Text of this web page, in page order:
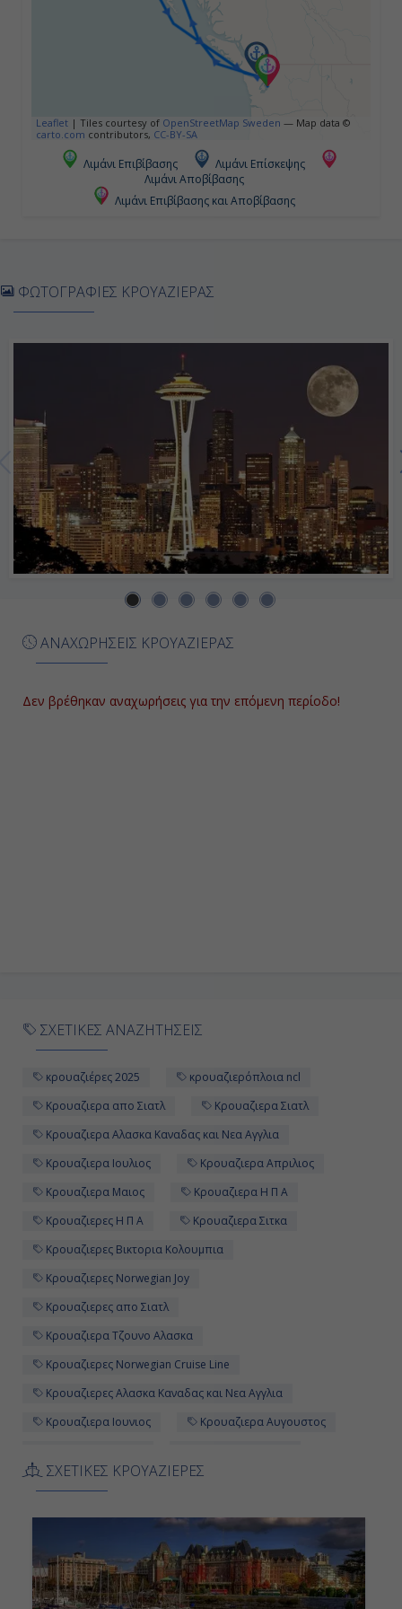
Ημέρα 5η
Τζούνο ( Αλάσκα ), Η.Π.Α.
07:00
Σκάγκγουέϊ ( Αλάσκα ), Η.Π.Α.
Ημέρα 7η
Εν Πλω
-
-
Leaflet | Tiles courtesy of OpenStreetMap Sweden — Map data ©
carto.com contributors, CC-BY-SA
Λιμάνι Επιβίβασης
Λιμάνι Επίσκεψης
Λιμάνι Αποβίβασης
Λιμάνι Επιβίβασης και Αποβίβασης
ΑΝΑΧΩΡΗΣΕΙΣ ΚΡΟΥΑΖΙΕΡΑΣ
Δεν βρέθηκαν αναχωρήσεις για την επόμενη περίοδο!
ΦΩΤΟΓΡΑΦΙΕΣ ΚΡΟΥΑΖΙΕΡΑΣ
ΣΧΕΤΙΚΕΣ ΑΝΑΖΗΤΗΣΕΙΣ
κρουαζιέρες 2025
κρουαζιερόπλοια ncl
Κρουαζιερα απο Σιατλ
Κρουαζιερα Σιατλ
Κρουαζιερα Αλασκα Καναδας και Νεα Αγγλια
Κρουαζιερα Ιουλιος
Κρουαζιερα Απριλιος
Κρουαζιερα Μαιος
Κρουαζιερα Η Π Α
Κρουαζιερες Η Π Α
Κρουαζιερα Σιτκα
Κρουαζιερες Βικτορια Κολουμπια
Κρουαζιερες Norwegian Joy
Κρουαζιερες απο Σιατλ
Κρουαζιερα Τζουνο Αλασκα
Κρουαζιερες Norwegian Cruise Line
Κρουαζιερες Αλασκα Καναδας και Νεα Αγγλια
Κρουαζιερα Ιουνιος
Κρουαζιερα Αυγουστος
Κρουαζιερες Σκαγκγουεϊ Αλασκα
Κρουαζιερες Οκτωβριος
Κρουαζιερα Σκαγκγουεϊ Αλασκα
Κρουαζιερες 7 ημερες
Κρουαζιερα Norwegian Joy
ΣΧΕΤΙΚΕΣ ΚΡΟΥΑΖΙΕΡΕΣ